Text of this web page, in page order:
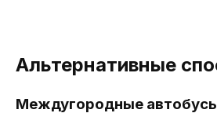
Альтернативные
Междугородные